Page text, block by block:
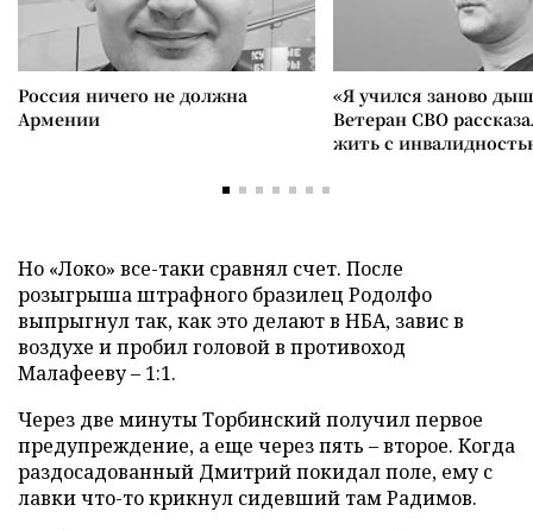
Россия ничего не должна
Армении
«Я учился заново
Ветеран СВО
жить с
Но «Локо» все-таки сравнял счет. После
розыгрыша штрафного бразилец Родолфо
выпрыгнул так, как это делают в НБА, завис в
воздухе и пробил головой в противоход
Малафееву – 1:1.
Через две минуты Торбинский получил первое
предупреждение, а еще через пять – второе. Когда
раздосадованный Дмитрий покидал поле, ему с
лавки что-то крикнул сидевший там Радимов.